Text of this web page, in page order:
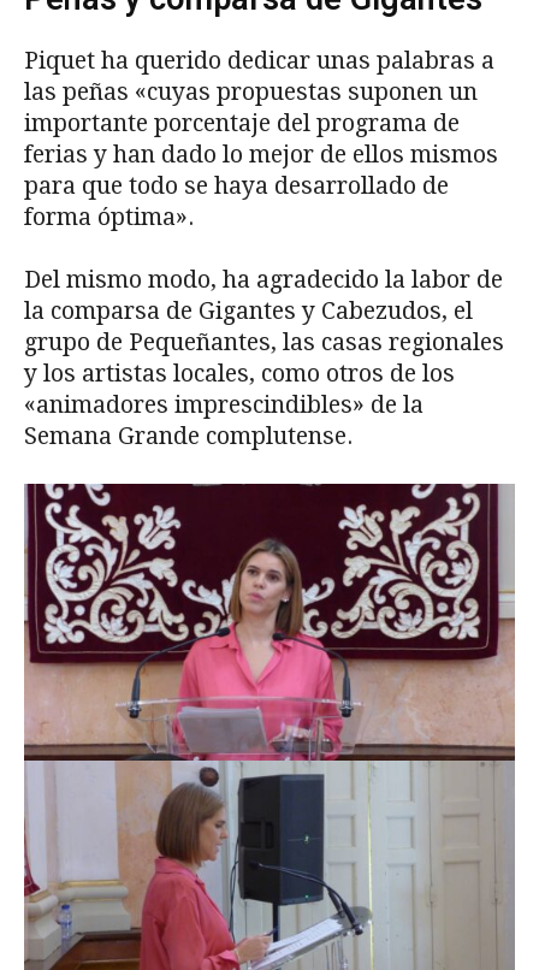
Piquet ha querido dedicar unas palabras a
las peñas «cuyas propuestas suponen un
importante porcentaje del programa de
ferias y han dado lo mejor de ellos mismos
para que todo se haya desarrollado de
forma óptima».
Del mismo modo, ha agradecido la labor de
la comparsa de Gigantes y Cabezudos, el
grupo de Pequeñantes, las casas regionales
y los artistas locales, como otros de los
«animadores imprescindibles» de la
Semana Grande complutense.